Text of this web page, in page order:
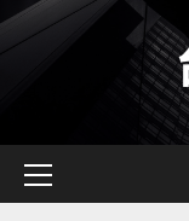
Skip
to
Primary
Menu